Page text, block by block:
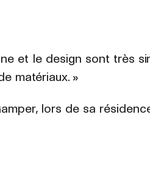
et le design sont très
matériaux. »
lors de sa